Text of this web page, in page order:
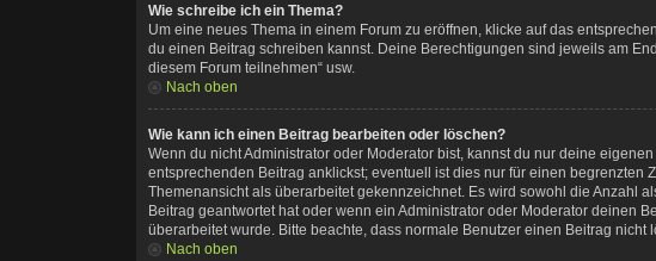
Wie schreibe ich ein Thema?
Um eine neues Thema in einem Forum zu eröffnen, klicke auf das
du einen Beitrag schreiben kannst. Deine Berechtigungen sind jeweils am
diesem Forum teilnehmen“ usw.
Nach oben
Wie kann ich einen Beitrag bearbeiten oder löschen?
Wenn du nicht Administrator oder Moderator bist, kannst du nur deine
entsprechenden Beitrag anklickst; eventuell ist dies nur für einen
Themenansicht als überarbeitet gekennzeichnet. Es wird sowohl die Anzahl
Beitrag geantwortet hat oder wenn ein Administrator oder Moderator deinen
überarbeitet wurde. Bitte beachte, dass normale Benutzer einen Beitrag
Nach oben